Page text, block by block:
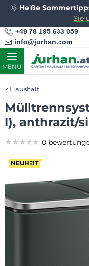
🌞 Heiße
Sie
+49 78 195 633 059
info@jurhan.com
MENU
Haushalt
l), anthrazit/
NEUHEIT
★★★★★
★★★★★
★★★★★ 0